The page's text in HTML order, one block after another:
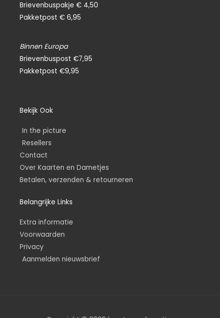
Brievenbuspakje € 4,50
Pakketpost € 6,95
Binnen Europa
Brievenbuspost €7,95
Pakketpost €9,95
Bekijk Ook
In the picture
Resellers
Contact
Over Kaarten en Dametjes
Betalen, verzenden & retourneren
Belangrijke Links
Extra informatie
Voorwaarden
Privacy
Aanmelden nieuwsbrief